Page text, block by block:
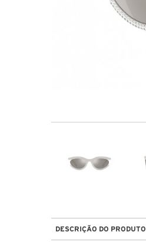
DESCRIÇÃO DO PRODUTO